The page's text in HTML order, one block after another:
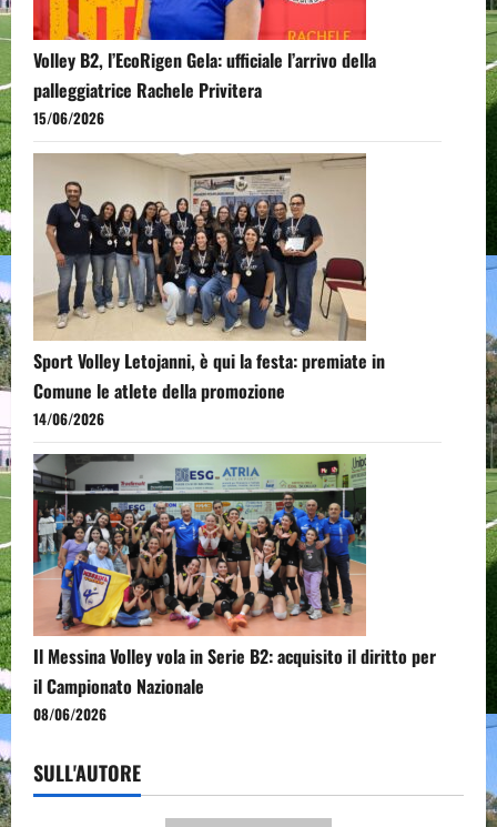
Volley B2, l’EcoRigen Gela: ufficiale l’arrivo della
palleggiatrice Rachele Privitera
15/06/2026
Sport Volley Letojanni, è qui la festa: premiate in
Comune le atlete della promozione
14/06/2026
Il Messina Volley vola in Serie B2: acquisito il diritto per
il Campionato Nazionale
08/06/2026
SULL'AUTORE